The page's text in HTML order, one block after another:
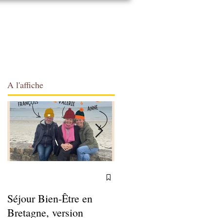
A l'affiche
Séjour Bien-Être en
Bretagne, version